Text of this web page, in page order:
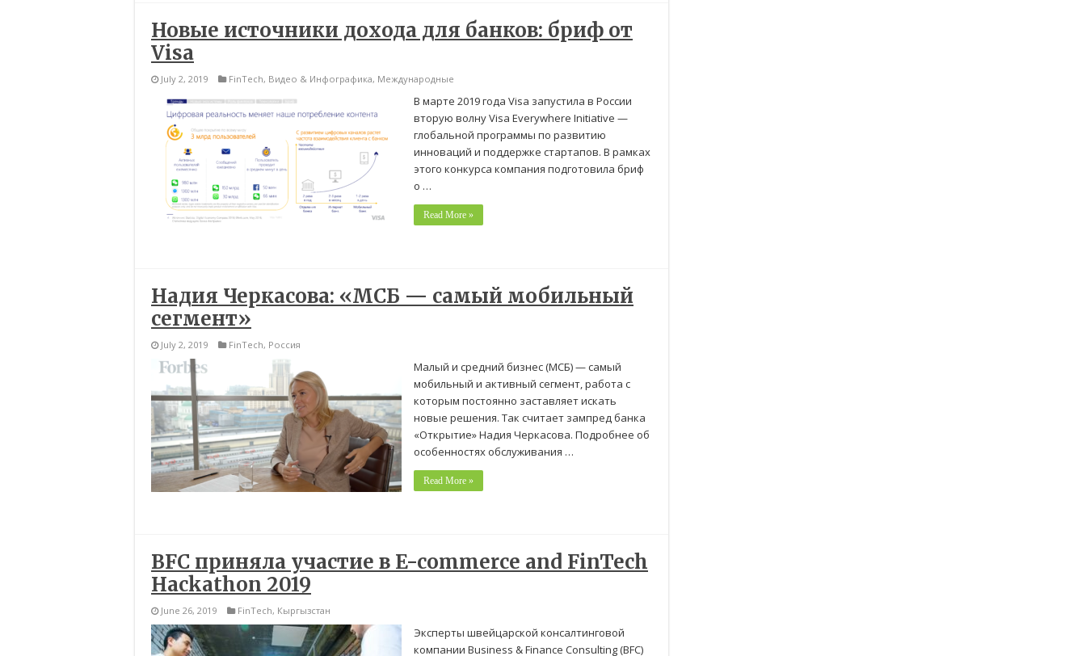
Новые источники дохода для банков: бриф от
Visa
July 2, 2019 FinTech, Видео & Инфографика, Международные
В марте 2019 года Visa запустила в России
вторую волну Visa Everywhere Initiative —
глобальной программы по развитию
инноваций и поддержке стартапов. В рамках
этого конкурса компания подготовила бриф
о …
Read More »
Надия Черкасова: «МСБ — самый мобильный
сегмент»
July 2, 2019 FinTech, Россия
Малый и средний бизнес (МСБ) — самый
мобильный и активный сегмент, работа с
которым постоянно заставляет искать
новые решения. Так считает зампред банка
«Открытие» Надия Черкасова. Подробнее об
особенностях обслуживания …
Read More »
BFC приняла участие в E-commerce and FinTech
Hackathon 2019
June 26, 2019 FinTech, Кыргызстан
Эксперты швейцарской консалтинговой
компании Business & Finance Consulting (BFC)